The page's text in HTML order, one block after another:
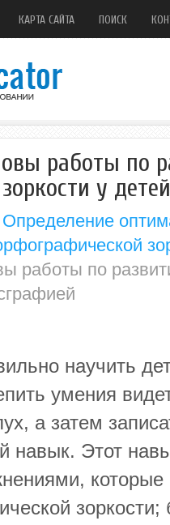
КАРТА САЙТА ПОИСК
работы по
у
Определение
работы по
научить
умения
а затем
навык. Этот